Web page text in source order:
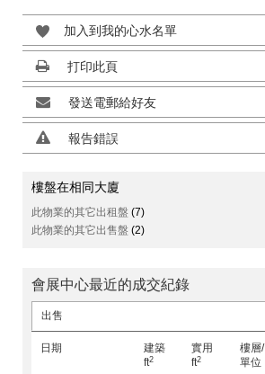
加入到我的心水名單
打印此頁
發送電郵給好友
報告錯誤
樓盤在相同大廈
此物業的其它出租盤 (7)
此物業的其它出售盤 (2)
會展中心最近的成交紀錄
出售
日期
建築
ft2
實用
ft2
樓層/
單位